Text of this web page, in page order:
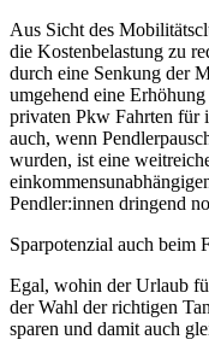
Aus Sicht des
die Kostenbelastung zu
durch eine Senkung der
umgehend eine
privaten Pkw Fahrten für
auch, wenn
wurden, ist eine
Pendler:innen dringend
Sparpotenzial auch beim
Egal, wohin der Urlaub
der Wahl der richtigen
sparen und damit auch